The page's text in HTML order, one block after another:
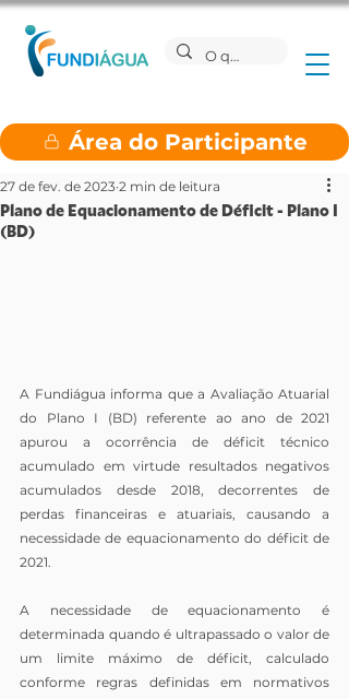
Área do Participante
Plano de Equacionamento de Déficit - Plano I
(BD)
27 de fev. de 2023 2 min de leitura
A Fundiágua informa que a Avaliação Atuarial
do Plano I (BD) referente ao ano de 2021
apurou a ocorrência de déficit técnico
acumulado em virtude resultados negativos
acumulados desde 2018, decorrentes de
perdas financeiras e atuariais, causando a
necessidade de equacionamento do déficit de
2021.
A necessidade de equacionamento é
determinada quando é ultrapassado o valor de
um limite máximo de déficit, calculado
conforme regras definidas em normativos